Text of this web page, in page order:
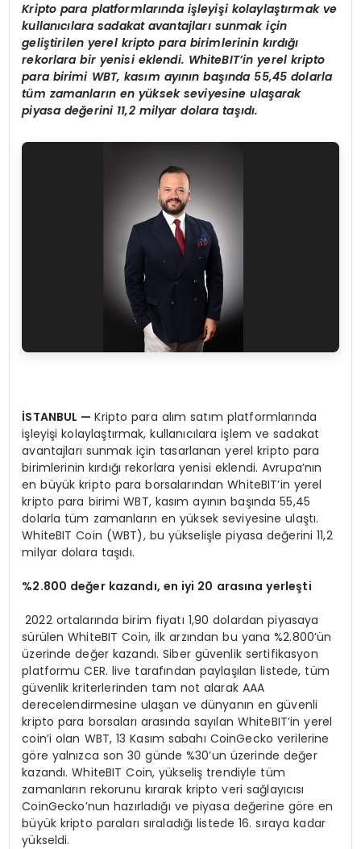
Kripto para platformlarında işleyişi kolaylaştırmak ve
kullanıcılara sadakat avantajları sunmak için
geliştirilen yerel kripto para birimlerinin kırdığı
rekorlara bir yenisi eklendi. WhiteBIT’in yerel kripto
para birimi WBT, kasım ayının başında 55,45 dolarla
tüm zamanların en yüksek seviyesine ulaşarak
piyasa değerini 11,2 milyar dolara taşıdı.
İSTANBUL —Kripto para alım satım platformlarında
işleyişi kolaylaştırmak, kullanıcılara işlem ve sadakat
avantajları sunmak için tasarlanan yerel kripto para
birimlerinin kırdığı rekorlara yenisi eklendi. Avrupa’nın
en büyük kripto para borsalarından WhiteBIT’in yerel
kripto para birimi WBT, kasım ayının başında 55,45
dolarla tüm zamanların en yüksek seviyesine ulaştı.
WhiteBIT Coin (WBT), bu yükselişle piyasa değerini 11,2
milyar dolara taşıdı.
%2.800 değer kazandı, en iyi 20 arasına yerleşti
2022 ortalarında birim fiyatı 1,90 dolardan piyasaya
sürülen WhiteBIT Coin, ilk arzından bu yana %2.800’ün
üzerinde değer kazandı. Siber güvenlik sertifikasyon
platformu CER. live tarafından paylaşılan listede, tüm
güvenlik kriterlerinden tam not alarak AAA
derecelendirmesine ulaşan ve dünyanın en güvenli
kripto para borsaları arasında sayılan WhiteBIT’in yerel
coin’i olan WBT, 13 Kasım sabahı CoinGecko verilerine
göre yalnızca son 30 günde %30’un üzerinde değer
kazandı. WhiteBIT Coin, yükseliş trendiyle tüm
zamanların rekorunu kırarak kripto veri sağlayıcısı
CoinGecko’nun hazırladığı ve piyasa değerine göre en
büyük kripto paraları sıraladığı listede 16. sıraya kadar
yükseldi.